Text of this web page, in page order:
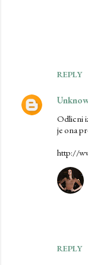
REPLY
Odlicni
je ona
http://
REPLY